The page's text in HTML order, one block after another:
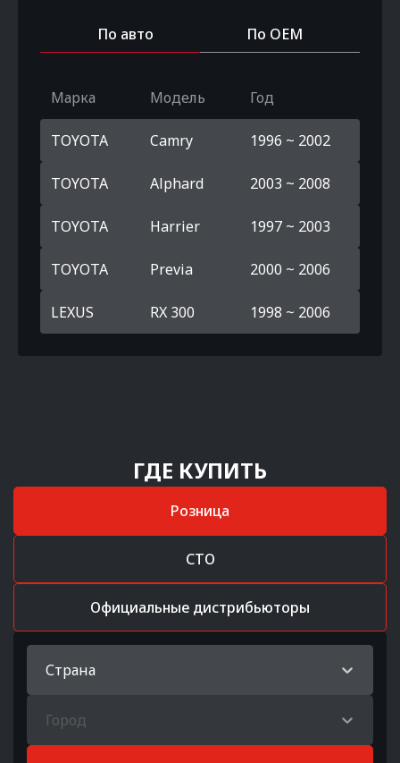
По авто По OEM
Марка Модель Год
TOYOTA Camry 1996 ~ 2002
TOYOTA Alphard 2003 ~ 2008
TOYOTA Harrier 1997 ~ 2003
TOYOTA Previa 2000 ~ 2006
LEXUS RX 300 1998 ~ 2006
ГДЕ КУПИТЬ
Розница
СТО
Официальные дистрибьюторы
Страна
Город